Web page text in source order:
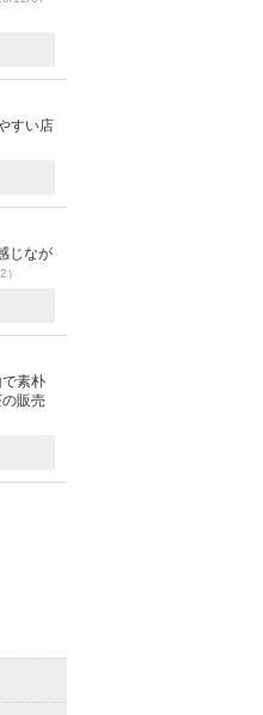
すい店
じなが
素朴
販売